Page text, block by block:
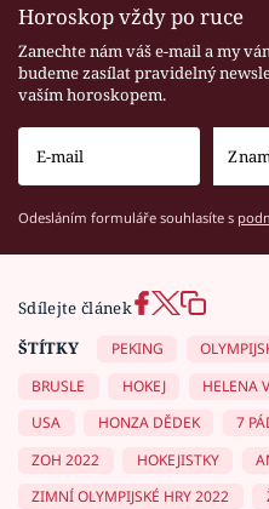
Horoskop vždy po ruce
Zanechte nám váš e-mail a my
budeme zasílat pravidelný
vaším horoskopem.
Odesláním formuláře souhlasíte s
Sdílejte článek
ŠTÍTKY
PEKING
BRUSLE
HOKEJ HELENA
USA
HONZA DĚDEK 7
ZOH 2022
HOKEJISTKY
ZIMNÍ OLYMPIJSKÉ HRY 2022